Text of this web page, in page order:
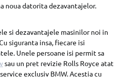
noua datorita dezavantajelor.
si dezavantajele masinilor noi in
siguranta insa, fiecare isi
Unele persoane isi permit sa
sau un pret revizie Rolls Royce atat
exclusiv BMW. Acestia cu